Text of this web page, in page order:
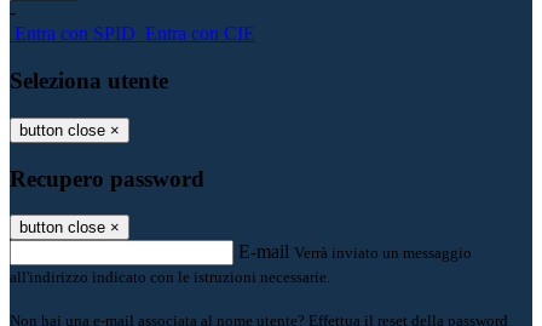
-
Entra con SPID Entra con CIE
Seleziona utente
button close ×
Recupero password
button close ×
E-mail Verrà inviato un messaggio
all'indirizzo indicato con le istruzioni necessarie.
Non hai una e-mail associata al nome utente? Effettua il reset della password